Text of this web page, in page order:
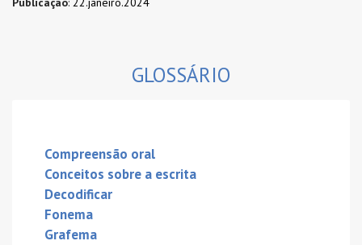
GLOSSÁRIO
Compreensão oral
Conceitos sobre a escrita
Decodificar
Fonema
Grafema